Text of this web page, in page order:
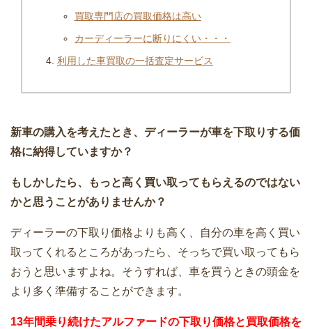
買取専門店の買取価格は高い
カーディーラーに断りにくい・・・
利用した車買取の一括査定サービス
新車の購入を考えたとき、ディーラーが車を下取りする価
格に納得していますか？
もしかしたら、もっと高く買い取ってもらえるのではない
かと思うことがありませんか？
ディーラーの下取り価格よりも高く、自分の車を高く買い
取ってくれるところがあったら、そっちで買い取ってもら
おうと思いますよね。そうすれば、車を買うときの頭金を
より多く準備することができます。
13年間乗り続けたアルファードの下取り価格と買取価格を